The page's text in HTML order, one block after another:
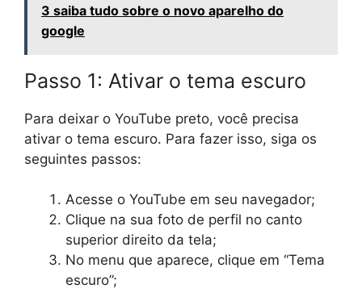
3 saiba tudo sobre o novo aparelho do
google
Passo 1: Ativar o tema escuro
Para deixar o YouTube preto, você precisa
ativar o tema escuro. Para fazer isso, siga os
seguintes passos:
Acesse o YouTube em seu navegador;
Clique na sua foto de perfil no canto
superior direito da tela;
No menu que aparece, clique em “Tema
escuro”;